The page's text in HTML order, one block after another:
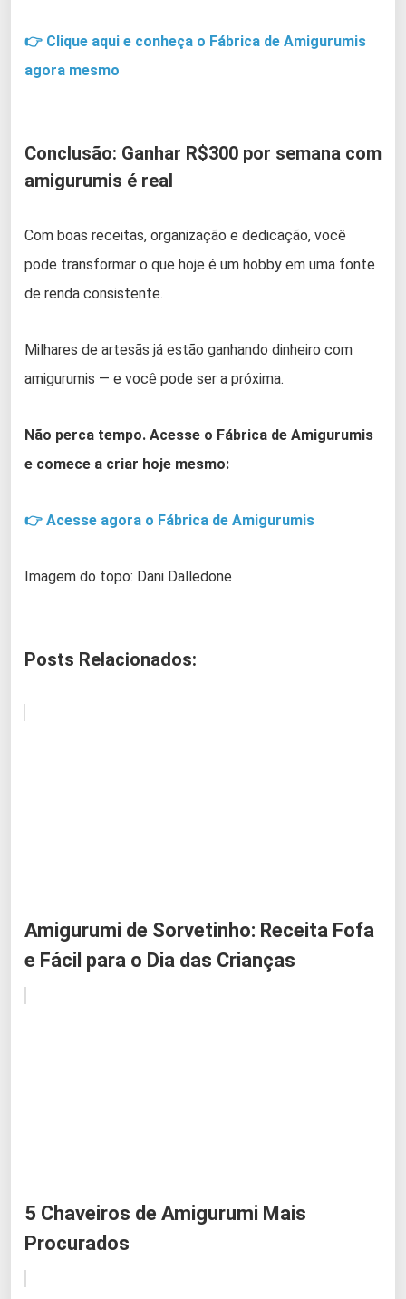
👉 Clique aqui e conheça o Fábrica de Amigurumis
agora mesmo
Conclusão: Ganhar R$300 por semana com
amigurumis é real
Com boas receitas, organização e dedicação, você
pode transformar o que hoje é um hobby em uma fonte
de renda consistente.
Milhares de artesãs já estão ganhando dinheiro com
amigurumis — e você pode ser a próxima.
Não perca tempo. Acesse o Fábrica de Amigurumis
e comece a criar hoje mesmo:
👉 Acesse agora o Fábrica de Amigurumis
Imagem do topo: Dani Dalledone
Posts Relacionados:
Amigurumi de Sorvetinho: Receita Fofa
e Fácil para o Dia das Crianças
5 Chaveiros de Amigurumi Mais
Procurados